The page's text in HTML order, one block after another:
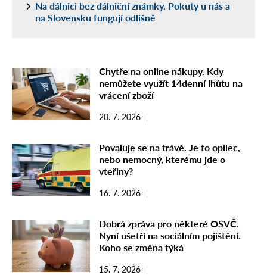
Na dálnici bez dálniční známky. Pokuty u nás a
na Slovensku fungují odlišně
Chytře na online nákupy. Kdy
nemůžete využít 14denní lhůtu na
vrácení zboží
20. 7. 2026
Povaluje se na trávě. Je to opilec,
nebo nemocný, kterému jde o
vteřiny?
16. 7. 2026
Dobrá zpráva pro některé OSVČ.
Nyní ušetří na sociálním pojištění.
Koho se změna týká
15. 7. 2026